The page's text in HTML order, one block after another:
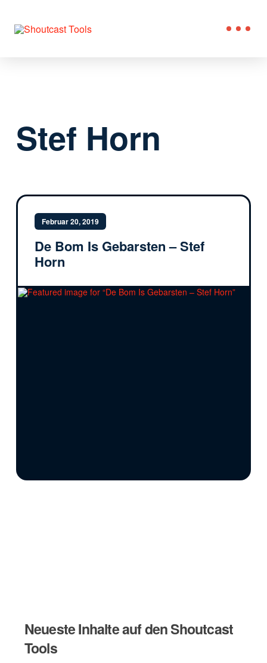
Stef Horn
Februar 20, 2019
De Bom Is Gebarsten – Stef
Horn
Neueste Inhalte auf den Shoutcast
Tools